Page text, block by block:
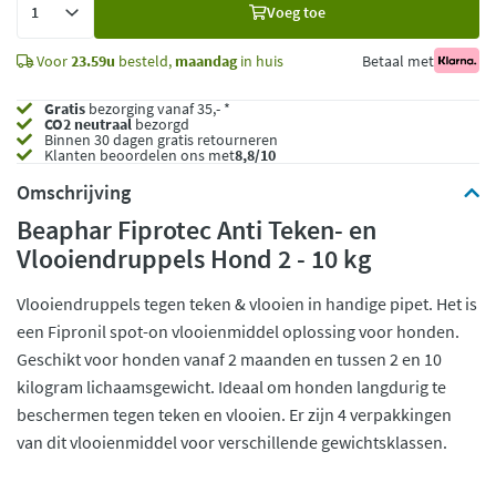
Voeg toe
Voor23.59u besteld, maandagin huis Betaal met
Gratis bezorging vanaf 35,- *
CO2 neutraalbezorgd
Binnen 30 dagen gratis retourneren
Klanten beoordelen ons met8,8/10
Omschrijving
Beaphar Fiprotec Anti Teken- en
Vlooiendruppels Hond 2 - 10 kg
Vlooiendruppels tegen teken & vlooien in handige pipet. Het is
een Fipronil spot-on vlooienmiddel oplossing voor honden.
Geschikt voor honden vanaf 2 maanden en tussen 2 en 10
kilogram lichaamsgewicht. Ideaal om honden langdurig te
beschermen tegen teken en vlooien. Er zijn 4 verpakkingen
van dit vlooienmiddel voor verschillende gewichtsklassen.